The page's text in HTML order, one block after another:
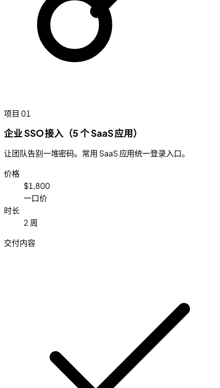
项目 01
企业 SSO 接入（5 个 SaaS 应用）
让团队告别一堆密码。常用 SaaS 应用统一登录入口。
价格
$1,800
一口价
时长
2 周
交付内容